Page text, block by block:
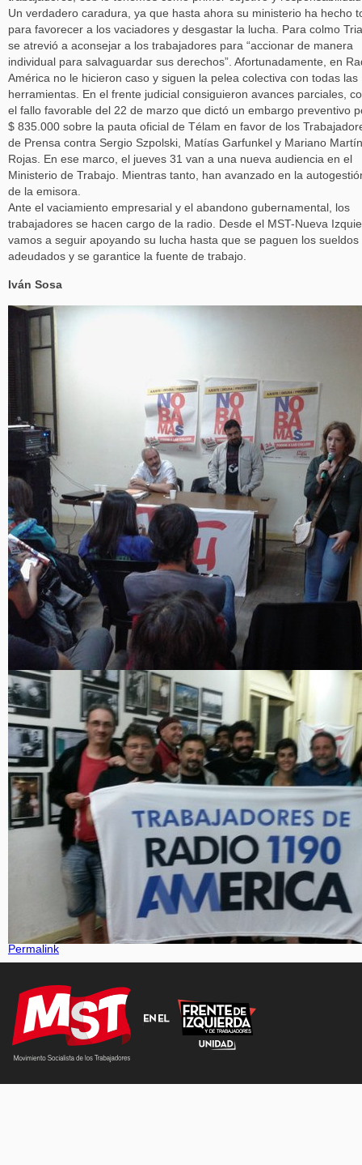
Un verdadero caradura, ya que hasta ahora su ministerio ha hecho
para favorecer a los vaciadores y desgastar la lucha. Para colmo
se atrevió a aconsejar a los trabajadores para “accionar de manera
individual para salvaguardar sus derechos”. Afortunadamente, en
América no le hicieron caso y siguen la pelea colectiva con todas las
herramientas. En el frente judicial consiguieron avances parciales,
el fallo favorable del 22 de marzo que dictó un embargo preventivo
$ 835.000 sobre la pauta oficial de Télam en favor de los
de Prensa contra Sergio Szpolski, Matías Garfunkel y Mariano
Rojas. En ese marco, el jueves 31 van a una nueva audiencia en el
Ministerio de Trabajo. Mientras tanto, han avanzado en la
de la emisora.
Ante el vaciamiento empresarial y el abandono gubernamental, los
trabajadores se hacen cargo de la radio. Desde el MST-Nueva
vamos a seguir apoyando su lucha hasta que se paguen los sueldos
adeudados y se garantice la fuente de trabajo.
Iván Sosa
Permalink